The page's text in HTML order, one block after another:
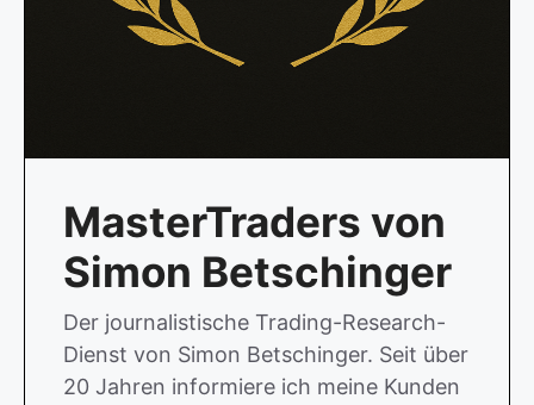
MasterTraders von
Simon Betschinger
Der journalistische Trading-Research-
Dienst von Simon Betschinger. Seit über
20 Jahren informiere ich meine Kunden